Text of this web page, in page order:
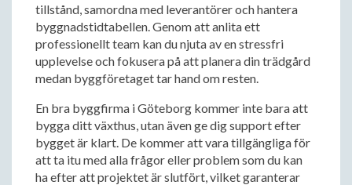
tillstånd, samordna med leverantörer och hantera
byggnadstidtabellen. Genom att anlita ett
professionellt team kan du njuta av en stressfri
upplevelse och fokusera på att planera din trädgård
medan byggföretaget tar hand om resten.
En bra byggfirma i Göteborg kommer inte bara att
bygga ditt växthus, utan även ge dig support efter
bygget är klart. De kommer att vara tillgängliga för
att ta itu med alla frågor eller problem som du kan
ha efter att projektet är slutfört, vilket garanterar